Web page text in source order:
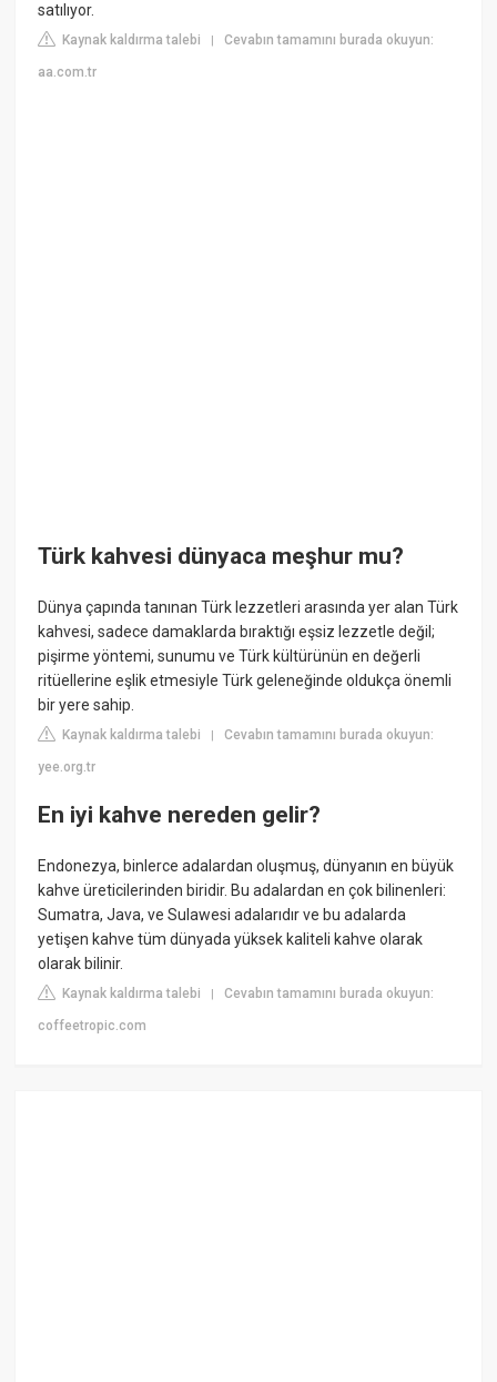
satılıyor.
Kaynak kaldırma talebi |Cevabın tamamını burada okuyun:
aa.com.tr
Türk kahvesi dünyaca meşhur mu?
Dünya çapında tanınan Türk lezzetleri arasında yer alan Türk
kahvesi, sadece damaklarda bıraktığı eşsiz lezzetle değil;
pişirme yöntemi, sunumu ve Türk kültürünün en değerli
ritüellerine eşlik etmesiyle Türk geleneğinde oldukça önemli
bir yere sahip.
Kaynak kaldırma talebi |Cevabın tamamını burada okuyun:
yee.org.tr
En iyi kahve nereden gelir?
Endonezya, binlerce adalardan oluşmuş, dünyanın en büyük
kahve üreticilerinden biridir. Bu adalardan en çok bilinenleri:
Sumatra, Java, ve Sulawesi adalarıdır ve bu adalarda
yetişen kahve tüm dünyada yüksek kaliteli kahve olarak
olarak bilinir.
Kaynak kaldırma talebi |Cevabın tamamını burada okuyun:
coffeetropic.com